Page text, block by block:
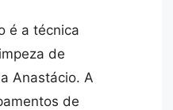
é a técnica
de
Anastácio. A
de